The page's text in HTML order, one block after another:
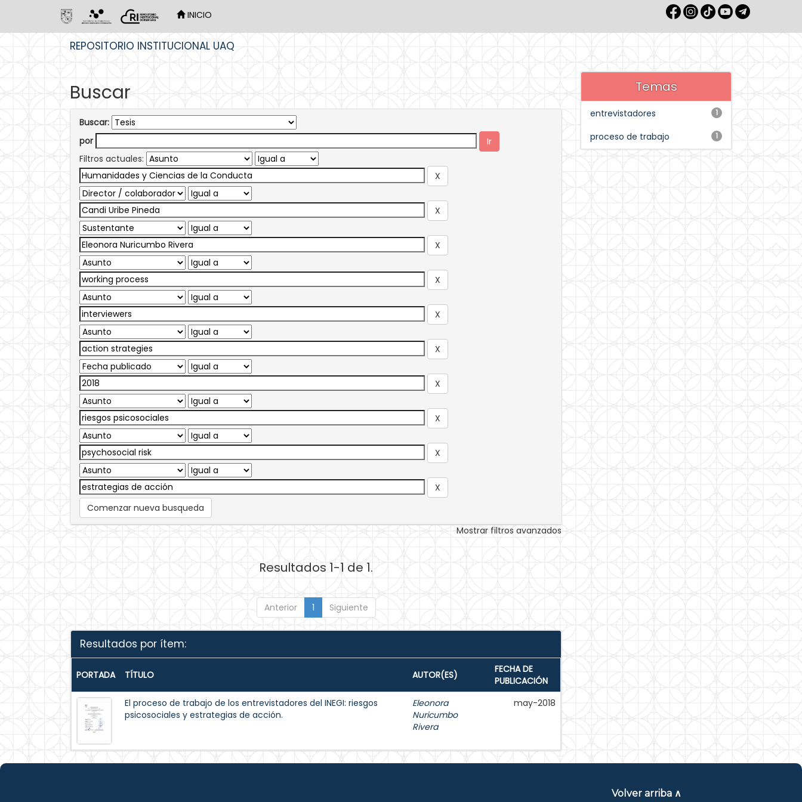
INICIO
REPOSITORIO INSTITUCIONAL UAQ
Buscar
Buscar:
por
Filtros actuales:
Comenzar nueva busqueda
Mostrar filtros avanzados
Resultados 1-1 de 1.
Anterior 1 Siguiente
Resultados por ítem:
PORTADA TÍTULO AUTOR(ES)
FECHA DE
PUBLICACIÓN
El proceso de trabajo de los entrevistadores del INEGI: riesgos
psicosociales y estrategias de acción.
Eleonora
Nuricumbo
Rivera
may-2018
Temas
1
entrevistadores
1
proceso de trabajo
Volver arriba ∧